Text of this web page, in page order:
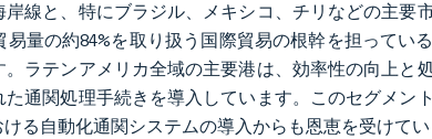
線と、特にブラジル、メキシコ、チリなどの主要
量の約84%を取り扱う国際貿易の根幹を担ってい
ラテンアメリカ全域の主要港は、効率性の向上と
通関処理手続きを導入しています。このセグメン
る自動化通関システムの導入からも恩恵を受けてい